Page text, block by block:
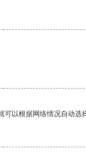
以根据网络情况自动选